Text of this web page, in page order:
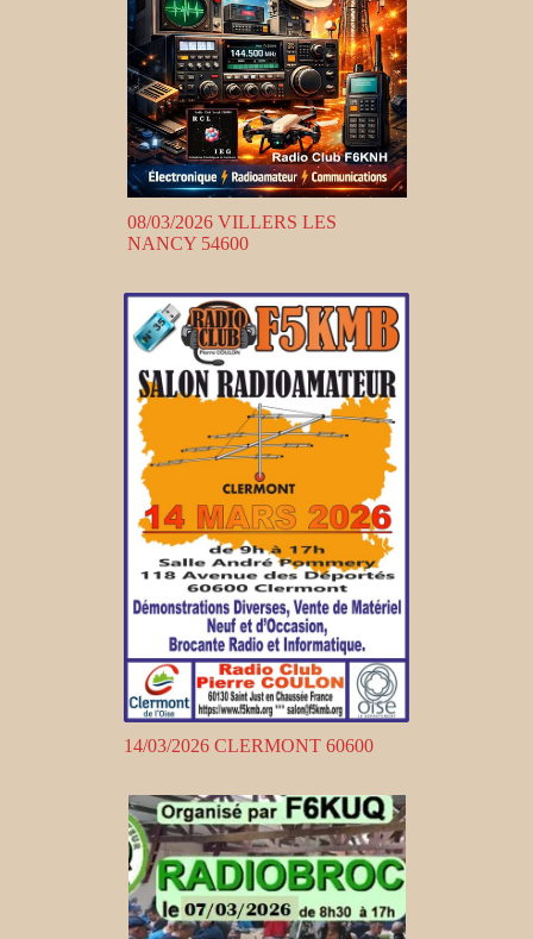
08/03/2026 VILLERS LES
NANCY 54600
14/03/2026 CLERMONT 60600